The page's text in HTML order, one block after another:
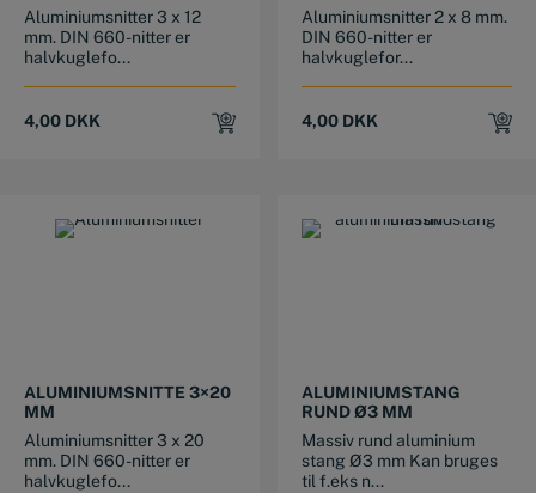
Aluminiumsnitter 3 x 12
mm. DIN 660-nitter er
halvkuglefo...
4,00 DKK
Aluminiumsnitter 2 x 8 mm.
DIN 660-nitter er
halvkuglefor...
4,00 DKK
ALUMINIUMSNITTE 3×20
MM
Aluminiumsnitter 3 x 20
mm. DIN 660-nitter er
halvkuglefo...
ALUMINIUMSTANG
RUND Ø3 MM
Massiv rund aluminium
stang Ø3 mm Kan bruges
til f.eks n...